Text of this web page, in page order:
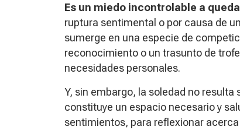
Es un miedo incontrolable a
ruptura sentimental o por causa de
sumerge en una especie de
reconocimiento o un trasunto de
necesidades personales.
Y, sin embargo, la soledad no
constituye un espacio necesario y
sentimientos, para reflexionar